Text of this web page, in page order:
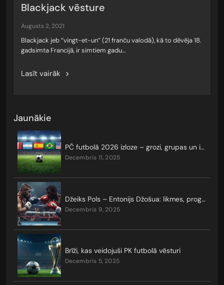
Blackjack vēsture
augusts 2, 2021
Blackjack jeb “vingt-et-un” (21 franču valodā), kā to dēvēja 18.
gadsimta Francijā, ir simtiem gadu…
Lasīt vairāk
Jaunākie
PČ futbolā 2026 izloze – grozi, grupas un izslēgšanas turnīrs
decembris 11, 2025
Džeiks Pols – Entonijs Džošua: likmes, prognozes, koeficienti
decembris 9, 2025
Brīži, kas veidojuši PK futbolā vēsturi
decembris 5, 2025